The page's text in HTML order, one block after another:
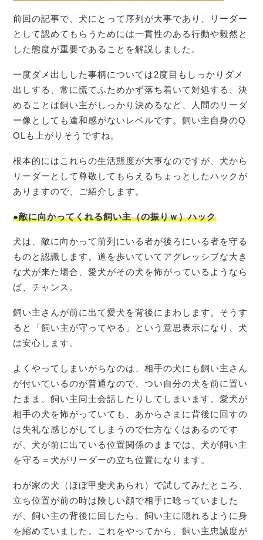
前回の記事で、犬にとって序列が大事であり、リーダー
として認めてもらうためには一貫性のある行動や毅然と
した態度が重要であることを解説しました。
一度ダメ出しした事柄については2度目もしっかりダメ
出しする、常に慌てふためかず落ち着いて対処する、決
めることは飼い主がしっかり決めるなど、人間のリーダ
ー像としても違和感がないレベルです。飼い主自身のQ
OLも上がりそうですね。
根本的にはこれらの生活態度が大事なのですが、犬から
リーダーとして尊敬してもらえるちょっとしたハックが
ありますので、ご紹介します。
●敵に向かってくれる飼い主（の振りｗ）ハック
犬は、敵に向かって前列にいる者が後ろにいる者を守る
ものと認識します。道を歩いていてアグレッシブな大き
な犬が来た場合、愛犬がその犬を怖がっているようなら
ば、チャンス。
飼い主さんが前に出て愛犬を背後にまわします。そうす
ると「飼い主が守ってやる」という意思表示になり、犬
は安心します。
よくやってしまいがちなのは、相手の犬にも飼い主さん
が付いているのが普通なので、つい自分の犬を前に置い
たまま、飼い主同士会話したりしてしまいます。愛犬が
相手の犬を怖がっていても、あからさまに背後に回すの
は失礼な感じがしてしまうので仕方なくはあるのです
が、犬が前に出ている位置関係のままでは、犬が飼い主
を守る＝犬がリーダーの立ち位置になります。
わが家の犬（ほぼ甲斐犬あられ）で試してみたところ、
立ち位置が前の時は険しい顔で相手に唸っていました
が、飼い主の背後に回したら、飼い主に隠れるように身
を縮めていました。これをやってから、飼い主忠誠度が